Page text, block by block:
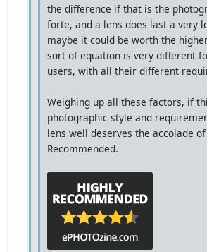
the difference if that is the
forte, and a lens does last a very
maybe it could be worth the
sort of equation is very different
users, with all their different
Weighing up all these factors, if
photographic style and
lens well deserves the accolade
Recommended.